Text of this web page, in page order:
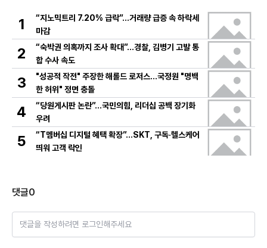
1
“지노믹트리 7.20% 급락”…거래량 급증 속 하락세
마감
2
“숙박권 의혹까지 조사 확대”…경찰, 김병기 고발 통
합 수사 속도
3
"성공적 작전" 주장한 해롤드 로저스…국정원 "명백
한 허위" 정면 충돌
4
“당원게시판 논란”…국민의힘, 리더십 공백 장기화
우려
5
“T멤버십 디지털 혜택 확장”…SKT, 구독·헬스케어
띄워 고객 락인
댓글0
댓글을 작성하려면 로그인해주세요